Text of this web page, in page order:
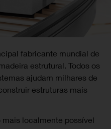
fabricante mundial de
estrutural. Todos os
ajudam milhares de
estruturas mais
localmente possível